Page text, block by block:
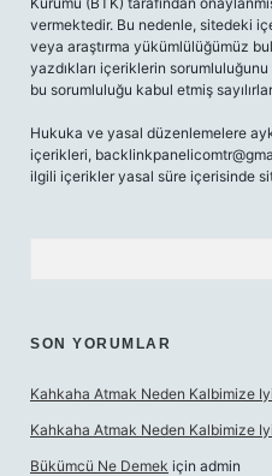
vermektedir. Bu nedenle, sitedeki
veya araştırma yükümlülüğümüz
yazdıkları içeriklerin
bu sorumluluğu kabul etmiş
Hukuka ve yasal düzenlemelere
içerikleri,
ilgili içerikler yasal süre içerisinde
SON YORUMLAR
Kahkaha Atmak Neden Kalbimize
Kahkaha Atmak Neden Kalbimize
Bükümcü Ne Demek için admin